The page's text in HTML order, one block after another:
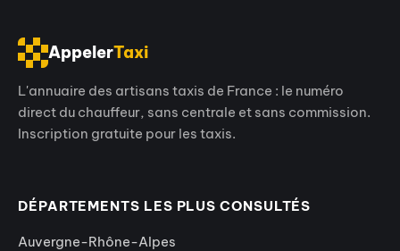
AppelerTaxi
L'annuaire des artisans taxis de France : le numéro
direct du chauffeur, sans centrale et sans commission.
Inscription gratuite pour les taxis.
DÉPARTEMENTS LES PLUS CONSULTÉS
Auvergne-Rhône-Alpes